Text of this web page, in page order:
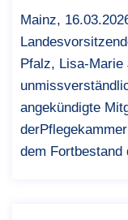
Mainz,
Pfalz, Lisa-
angekündigte
dem Fortbestand